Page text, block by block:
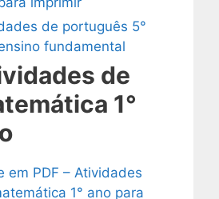
de português 5°
fundamental
de
1°
em PDF – Atividades
1° ano para